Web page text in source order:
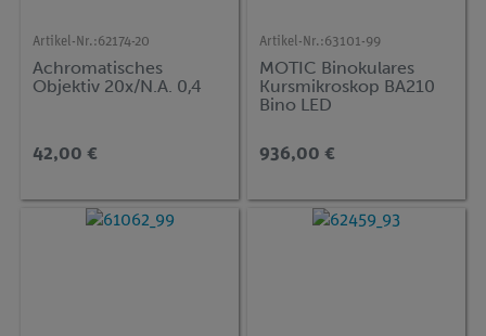
Artikel-Nr.:62174-20
Achromatisches
Objektiv 20x/N.A. 0,4
42,00 €
Artikel-Nr.:63101-99
MOTIC Binokulares
Kursmikroskop BA210
Bino LED
936,00 €